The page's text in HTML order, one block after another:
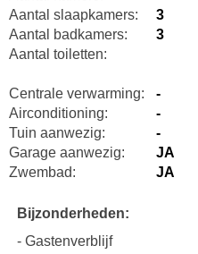
Aantal slaapkamers:
3
Aantal badkamers:
3
Aantal toiletten:
Centrale verwarming:
-
Airconditioning:
-
Tuin aanwezig:
-
Garage aanwezig:
JA
Zwembad:
JA
Bijzonderheden:
- Gastenverblijf